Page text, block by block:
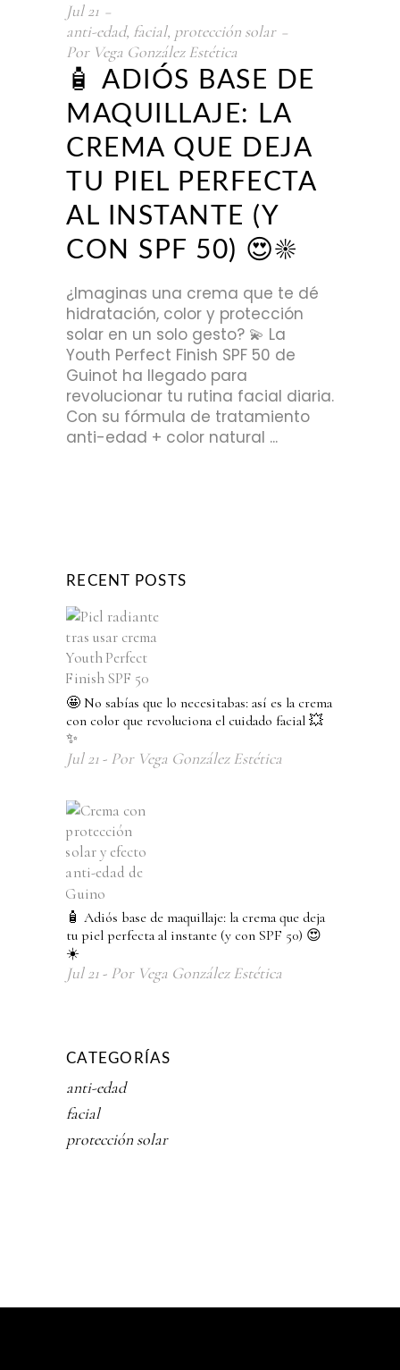
Jul 21
anti-edad, facial, protección solar
Por Vega González Estética
🧴 ADIÓS BASE DE
MAQUILLAJE: LA
CREMA QUE DEJA
TU PIEL PERFECTA
AL INSTANTE (Y
CON SPF 50) 😍☀️
¿Imaginas una crema que te dé
hidratación, color y protección
solar en un solo gesto? 💫 La
Youth Perfect Finish SPF 50 de
Guinot ha llegado para
revolucionar tu rutina facial diaria.
Con su fórmula de tratamiento
anti-edad + color natural
RECENT POSTS
🤩 No sabías que lo necesitabas: así es la crema
con color que revoluciona el cuidado facial 💥
✨
Jul 21 Por Vega González Estética
🧴 Adiós base de maquillaje: la crema que deja
tu piel perfecta al instante (y con SPF 50) 😍
☀️
Jul 21 Por Vega González Estética
CATEGORÍAS
anti-edad
facial
protección solar